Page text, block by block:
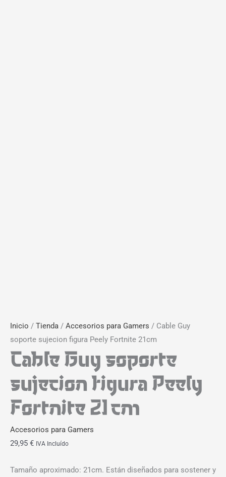
Inicio / Tienda / Accesorios para Gamers / Cable Guy
soporte sujecion figura Peely Fortnite 21cm
Cable Guy soporte
sujecion figura Peely
Fortnite 21cm
Accesorios para Gamers
29,95 € IVA Incluído
Tamaño aproximado: 21cm. Están diseñados para sostener y